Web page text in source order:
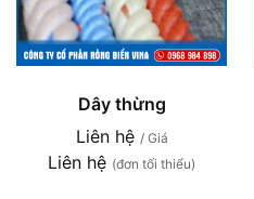
Dây thừng
Liên hệ / Giá
Liên hệ (đơn tối thiểu)